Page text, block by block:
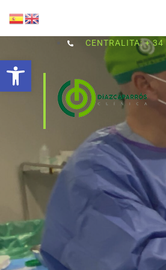
Abrir barra de herramientas
CENTRALITA: +